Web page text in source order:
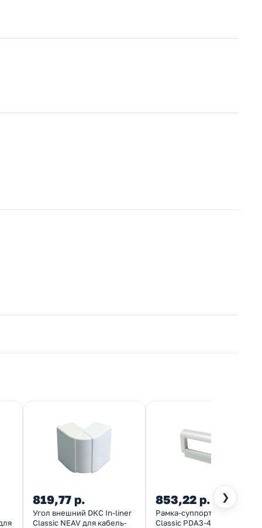
❯
819,77 р.
Угол внешний DKC In-liner
Classic NEAV для кабель-
853,22 р.
Рамка-суппорт DKC In-liner
Classic PDA3-45N для